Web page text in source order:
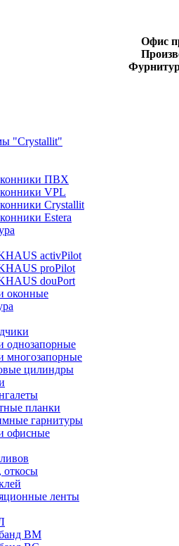
Офис
"Crystallit"
ПВХ
VPL
Crystallit
Estera
activPilot
proPilot
douPort
оконные
однозапорные
многозапорные
цилиндры
планки
гарнитуры
офисные
откосы
ленты
ВМ